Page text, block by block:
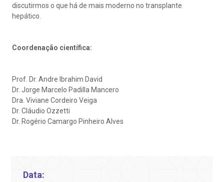
Endereço:
São Paulo - SP
Clínica Medicina da Mulher
a BP
Conosco
de Benchmarking
Cirurgia
frequentes
discutirmos o que há de mais moderno no transplante
hepático.
Coordenação científica:
Prof. Dr. Andre Ibrahim David
Dr. Jorge Marcelo Padilla Mancero
Dra. Viviane Cordeiro Veiga
Dr. Cláudio Ozzetti
Dr. Rogério Camargo Pinheiro Alves
Data: